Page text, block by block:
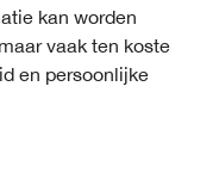
kan worden
vaak ten koste
en persoonlijke